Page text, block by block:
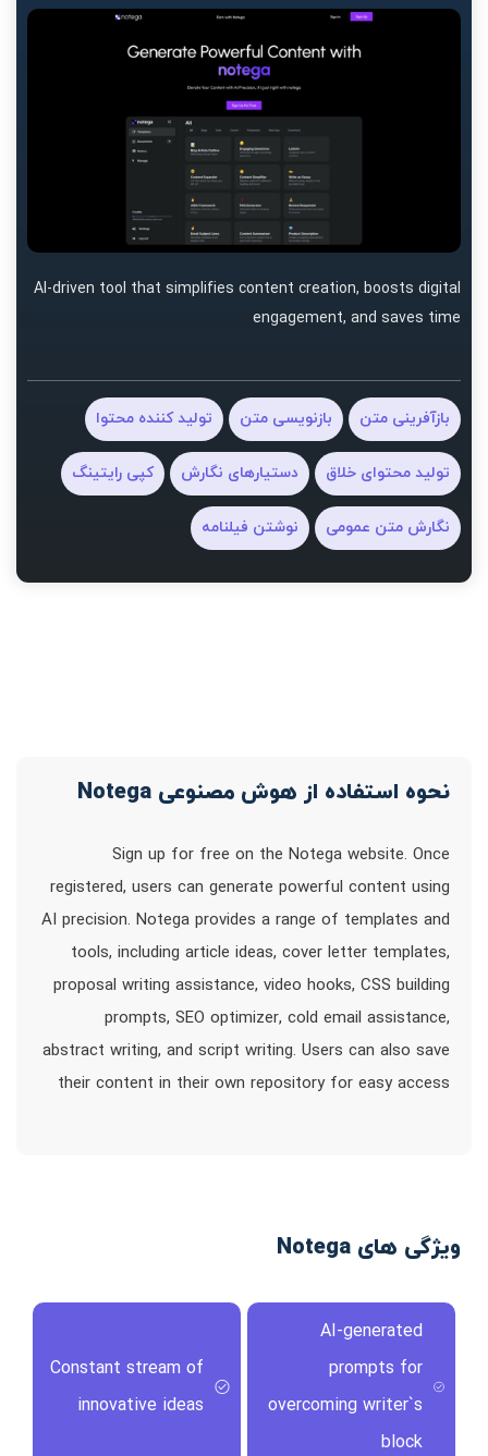
AI-driven tool that simplifies content creation, boosts digital
engagement, and saves time
بازآفرینی متن بازنویسی متن تولید کننده محتوا
تولید محتوای خلاق دستیارهای نگارش کپی رایتینگ
نگارش متن عمومی نوشتن فیلنامه
نحوه استفاده از هوش مصنوعی Notega
Sign up for free on the Notega website. Once
registered, users can generate powerful content using
AI precision. Notega provides a range of templates and
tools, including article ideas, cover letter templates,
proposal writing assistance, video hooks, CSS building
prompts, SEO optimizer, cold email assistance,
abstract writing, and script writing. Users can also save
their content in their own repository for easy access
ویژگی های Notega
AI-generated
prompts for
overcoming writer`s
block
Constant stream of
innovative ideas